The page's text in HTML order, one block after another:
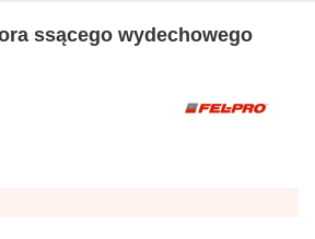
ssącego wydechowego